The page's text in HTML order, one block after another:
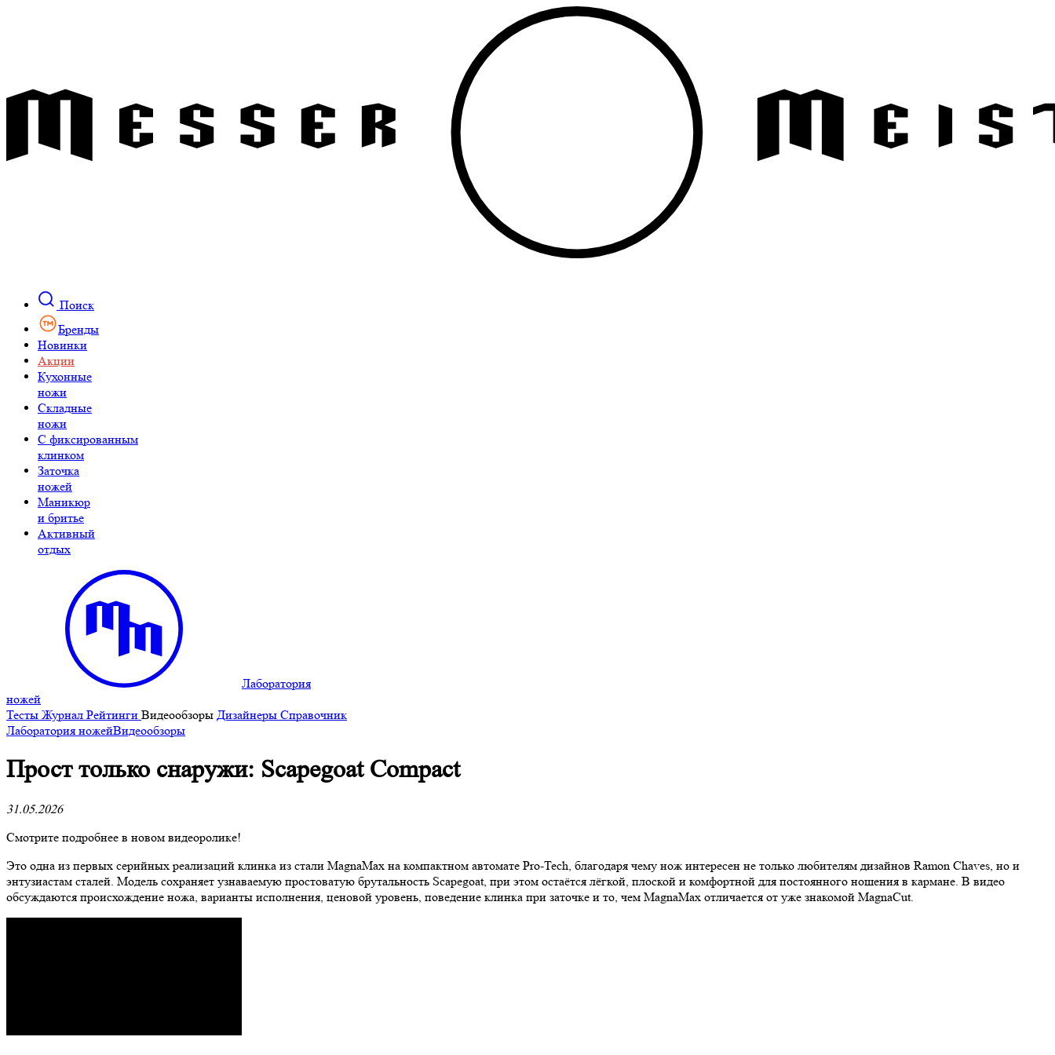
Поиск
Бренды
Новинки
Акции
Кухонные
ножи
Складные
ножи
C фиксированным
клинком
Заточка
ножей
Маникюр
и бритье
Активный
отдых
Лаборатория
ножей
Тесты Журнал Рейтинги Видеообзоры Дизайнеры Справочник
Лаборатория ножейВидеообзоры
Прост только снаружи: Scapegoat Compact
31.05.2026
Смотрите подробнее в новом видеоролике!
Это одна из первых серийных реализаций клинка из стали MagnaMax на компактном автомате Pro-Tech, благодаря чему нож интересен не только любителям дизайнов Ramоn Chaves, но и
энтузиастам сталей. Модель сохраняет узнаваемую простоватую брутальность Scapegoat, при этом остаётся лёгкой, плоской и комфортной для постоянного ношения в кармане. В видео
обсуждаются происхождение ножа, варианты исполнения, ценовой уровень, поведение клинка при заточке и то, чем MagnaMax отличается от уже знакомой MagnaCut.